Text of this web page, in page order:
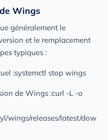
Wings
généralement le
et le remplacement
typiques :
:systemctl stop wings
de Wings :curl -L -o
wings/releases/latest/dow